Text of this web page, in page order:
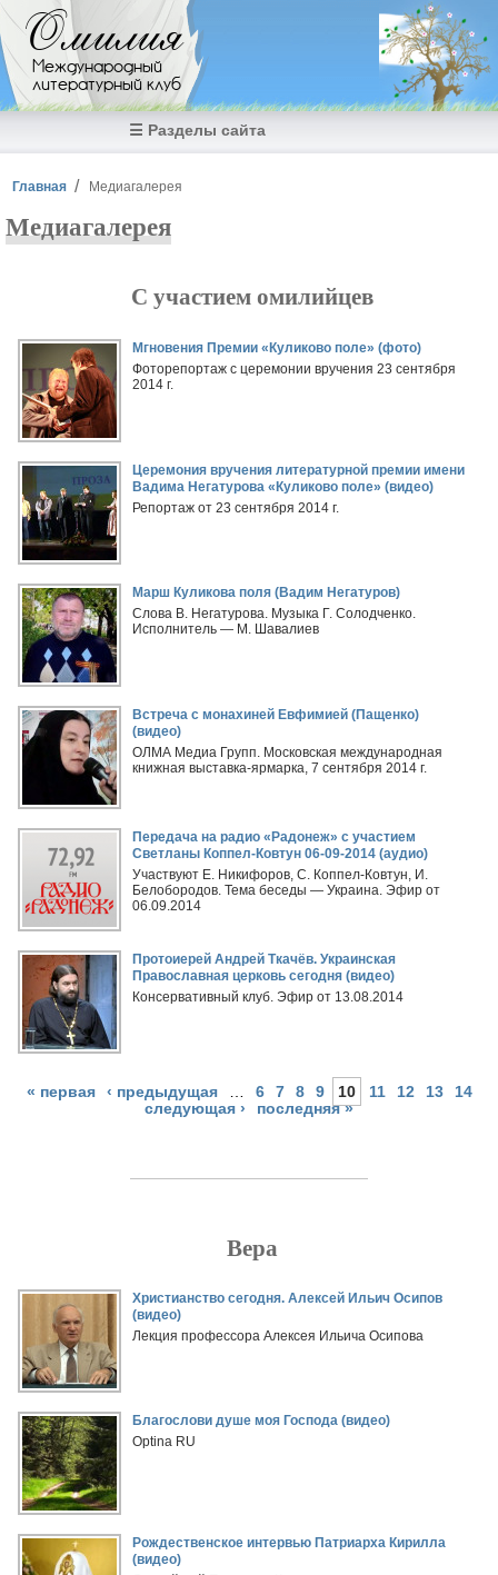
Перейти к основному содержанию
Омилия
Международный
литературный клуб
☰ Разделы сайта
Вы здесь
Главная Медиагалерея
Медиагалерея
С участием омилийцев
Мгновения Премии «Куликово поле» (фото)
Фоторепортаж с церемонии вручения 23 сентября
2014 г.
Церемония вручения литературной премии имени
Вадима Негатурова «Куликово поле» (видео)
Репортаж от 23 сентября 2014 г.
Марш Куликова поля (Вадим Негатуров)
Слова В. Негатурова. Музыка Г. Солодченко.
Исполнитель — М. Шавалиев
Встреча с монахиней Евфимией (Пащенко)
(видео)
ОЛМА Медиа Групп. Московская международная
книжная выставка-ярмарка, 7 сентября 2014 г.
Передача на радио «Радонеж» с участием
Светланы Коппел-Ковтун 06-09-2014 (аудио)
Участвуют Е. Никифоров, С. Коппел-Ковтун, И.
Белобородов. Тема беседы — Украина. Эфир от
06.09.2014
Протоиерей Андрей Ткачёв. Украинская
Православная церковь сегодня (видео)
Консервативный клуб. Эфир от 13.08.2014
Страницы
« первая ‹ предыдущая 6 7 8 9 10 11 12 13
14
следующая ›
последняя »
Вера
Христианство сегодня. Алексей Ильич Осипов
(видео)
Лекция профессора Алексея Ильича Осипова
Благослови душе моя Господа (видео)
Optina RU
Рождественское интервью Патриарха Кирилла
(видео)
Страницы